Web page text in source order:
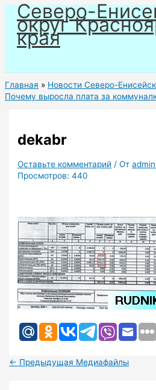
Перейти
содержимому
Северо-
округ
края
Главная
Новости Северо-
Почему выросла плата за
dekabr
Оставьте комментарий / Отadmin
Просмотров: 440
← Предыдущая Медиафайлы